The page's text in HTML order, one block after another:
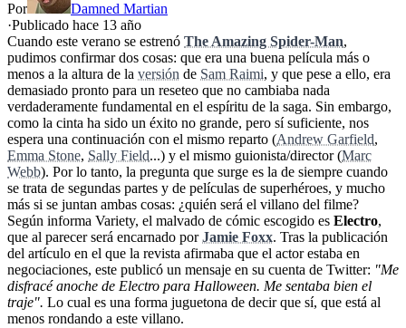
Por
Damned Martian
·Publicado hace 13 año
Cuando este verano se estrenó The Amazing Spider-Man,
pudimos confirmar dos cosas: que era una buena película más o
menos a la altura de la versión de Sam Raimi, y que pese a ello, era
demasiado pronto para un reseteo que no cambiaba nada
verdaderamente fundamental en el espíritu de la saga. Sin embargo,
como la cinta ha sido un éxito no grande, pero sí suficiente, nos
espera una continuación con el mismo reparto (Andrew Garfield,
Emma Stone, Sally Field...) y el mismo guionista/director (Marc
Webb). Por lo tanto, la pregunta que surge es la de siempre cuando
se trata de segundas partes y de películas de superhéroes, y mucho
más si se juntan ambas cosas: ¿quién será el villano del filme?
Según informa Variety, el malvado de cómic escogido es Electro,
que al parecer será encarnado porJamie Foxx. Tras la publicación
del artículo en el que la revista afirmaba que el actor estaba en
negociaciones, este publicó un mensaje en su cuenta de Twitter: "Me
disfracé anoche de Electro para Halloween. Me sentaba bien el
traje". Lo cual es una forma juguetona de decir que sí, que está al
menos rondando a este villano.